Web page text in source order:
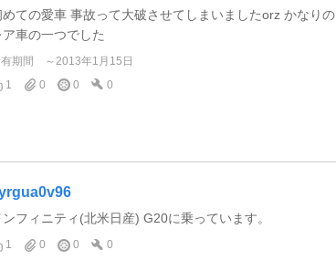
めての愛車 事故って大破させてしまいましたorz かなりの
ア車の一つでした
期間
～2013年1月15日
1
0 0 0
ンフィニティ(北米日産) G20に乗っています。
1 0 0 0